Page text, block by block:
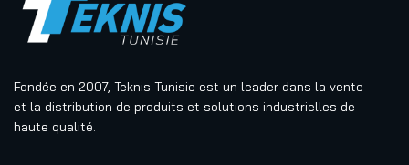
Fondée en 2007, Teknis Tunisie est un leader dans la vente
et la distribution de produits et solutions industrielles de
haute qualité.